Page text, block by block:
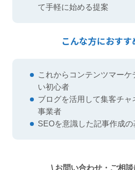
て手軽に始める提案
こんな方におすす
これからコンテンツマーケ
い初心者
ブログを活用して集客チャ
事業者
SEOを意識した記事作成
\ お問い合わせ・ご相